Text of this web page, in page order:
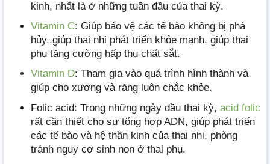
kinh, nhất là ở những tuần đầu của thai kỳ.
Vitamin C: Giúp bảo vệ các tế bào không bị phá
hủy,,giúp thai nhi phát triển khỏe mạnh, giúp thai
phụ tăng cường hấp thụ chất sắt.
Vitamin D: Tham gia vào quá trình hình thành và
giúp cho xương và răng luôn chắc khỏe.
Folic acid: Trong những ngày đầu thai kỳ, acid folic
rất cần thiết cho sự tổng hợp ADN, giúp phát triển
các tế bào và hệ thần kinh của thai nhi, phòng
tránh nguy cơ sinh non ở thai phụ.